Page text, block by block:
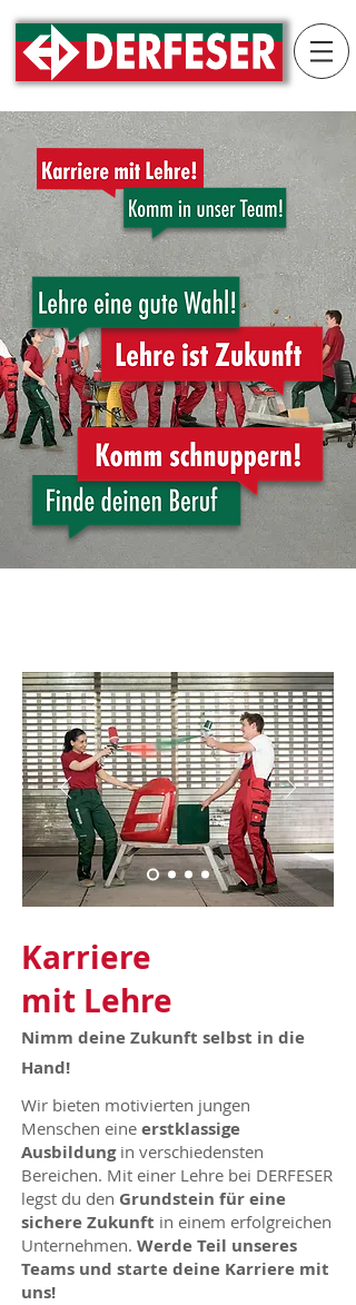
Karriere
mit Lehre
Nimm deine Zukunft selbst in die
Hand!
Wir bieten motivierten jungen
Menschen eine erstklassige
Ausbildungin verschiedensten
Bereichen. Mit einer Lehre bei DERFESER
legst du den Grundstein für eine
sichere Zukunft in einem erfolgreichen
Unternehmen. Werde Teil unseres
Teams und starte deine Karriere mit
uns!